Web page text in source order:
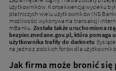
użytkowników. Konsekwencją wycieku
płatniczych wielu użytkowników ING
możliwości wykonywania transakcji
mBanku. Została także uruchomiona
bezpiecznedane.gov.pl, która pomaga
użytkownika trafiły do darknetu
na jedno z polskich forów dla
Jak firma może bronić się